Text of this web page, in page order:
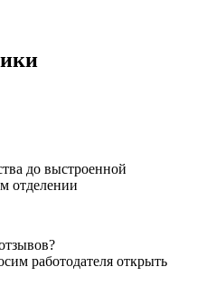
до выстроенной
отделении
работодателя открыть